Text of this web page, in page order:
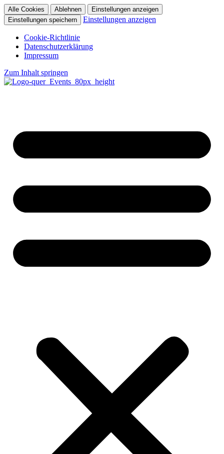
Alle Cookies Ablehnen
Einstellungen anzeigen
Einstellungen speichern
Einstellungen anzeigen
Cookie-Richtlinie
Datenschutzerklärung
Impressum
Zum Inhalt springen